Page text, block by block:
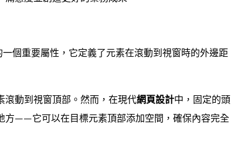
個重要屬性，它定義了元素在滾動到視窗時的外邊距
滾動到視窗頂部。然而，在現代網頁設計中，固定的頭
方——它可以在目標元素頂部添加空間，確保內容完全